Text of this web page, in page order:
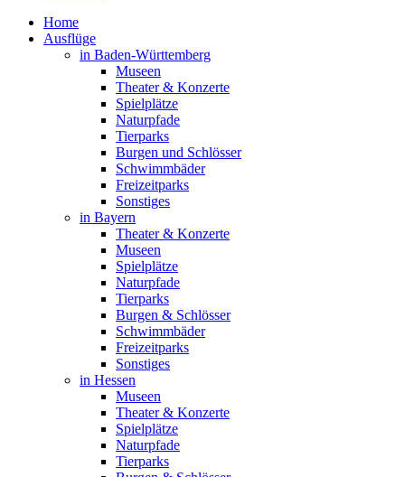
Home
Ausflüge
in Baden-Württemberg
Museen
Theater & Konzerte
Spielplätze
Naturpfade
Tierparks
Burgen und Schlösser
Schwimmbäder
Freizeitparks
Sonstiges
in Bayern
Theater & Konzerte
Museen
Spielplätze
Naturpfade
Tierparks
Burgen & Schlösser
Schwimmbäder
Freizeitparks
Sonstiges
in Hessen
Museen
Theater & Konzerte
Spielplätze
Naturpfade
Tierparks